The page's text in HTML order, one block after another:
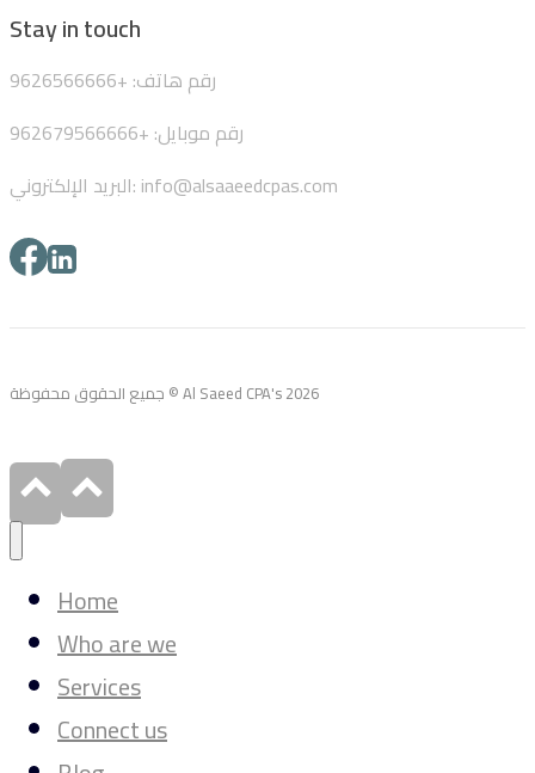
Stay in touch
رقم هاتف: +9626566666
رقم موبايل: +962679566666
البريد الإلكتروني: info@alsaaeedcpas.com
جميع الحقوق محفوظة © Al Saeed CPA's 2026
Home
Who are we
Services
Connect us